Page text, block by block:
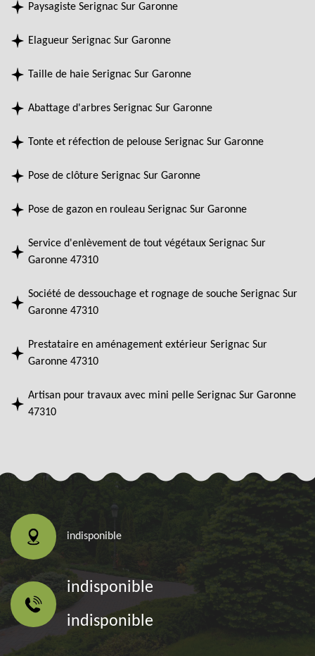
Paysagiste Serignac Sur Garonne
Elagueur Serignac Sur Garonne
Taille de haie Serignac Sur Garonne
Abattage d'arbres Serignac Sur Garonne
Tonte et réfection de pelouse Serignac Sur Garonne
Pose de clôture Serignac Sur Garonne
Pose de gazon en rouleau Serignac Sur Garonne
Service d'enlèvement de tout végétaux Serignac Sur
Garonne 47310
Société de dessouchage et rognage de souche Serignac Sur
Garonne 47310
Prestataire en aménagement extérieur Serignac Sur
Garonne 47310
Artisan pour travaux avec mini pelle Serignac Sur Garonne
47310
indisponible
indisponible
indisponible